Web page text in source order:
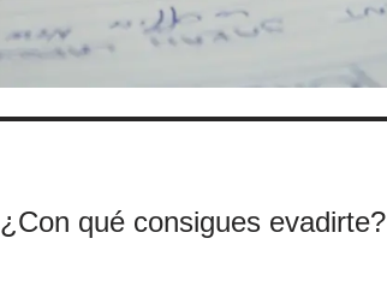
¿Con qué consigues evadirte?